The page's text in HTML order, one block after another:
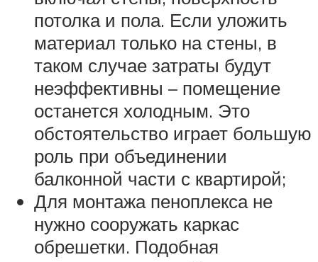
потолка и пола. Если уложить
материал только на стены, в
таком случае затраты будут
неэффективны – помещение
останется холодным. Это
обстоятельство играет большую
роль при объединении
балконной части с квартирой;
Для монтажа пеноплекса не
нужно сооружать каркас
обрешетки. Подобная